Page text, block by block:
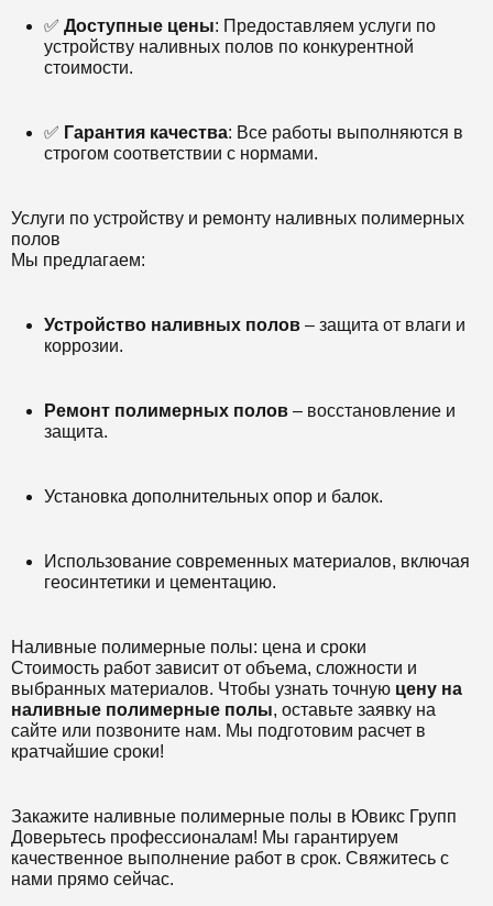
✅ Доступные цены: Предоставляем услуги по
устройству наливных полов по конкурентной
стоимости.
✅ Гарантия качества: Все работы выполняются в
строгом соответствии с нормами.
Услуги по устройству и ремонту наливных полимерных
полов
Мы предлагаем:
Устройство наливных полов – защита от влаги и
коррозии.
Ремонт полимерных полов – восстановление и
защита.
Установка дополнительных опор и балок.
Использование современных материалов, включая
геосинтетики и цементацию.
Наливные полимерные полы: цена и сроки
Стоимость работ зависит от объема, сложности и
выбранных материалов. Чтобы узнать точную цену на
наливные полимерные полы, оставьте заявку на
сайте или позвоните нам. Мы подготовим расчет в
кратчайшие сроки!
Закажите наливные полимерные полы в Ювикс Групп
Доверьтесь профессионалам! Мы гарантируем
качественное выполнение работ в срок. Свяжитесь с
нами прямо сейчас.